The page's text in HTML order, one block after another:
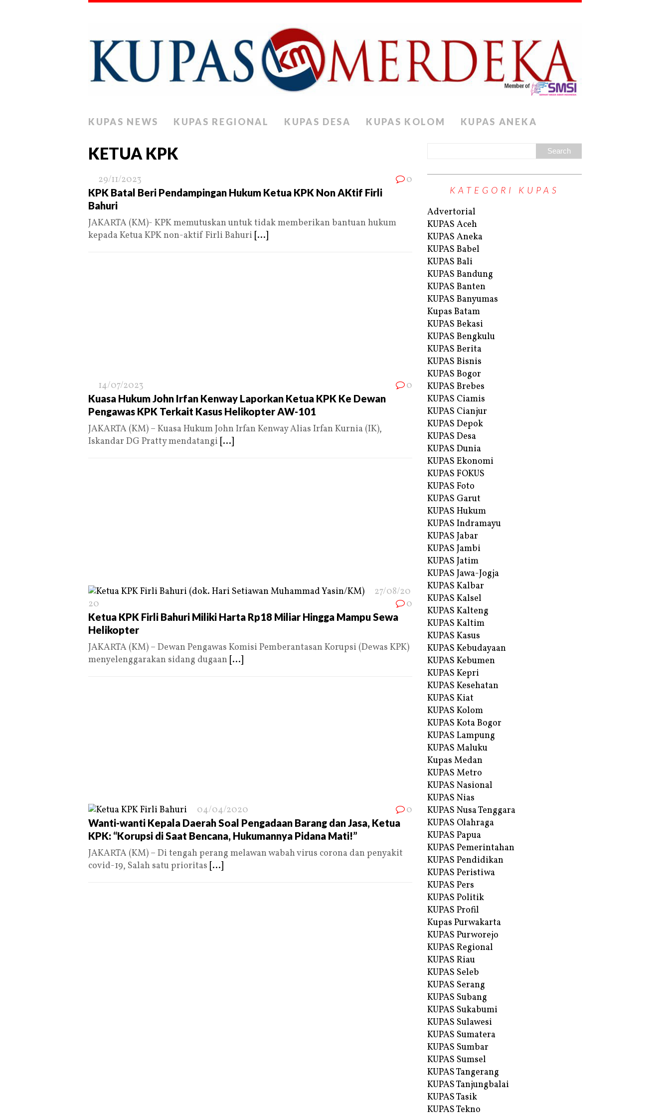
KUPAS NEWS KUPAS REGIONAL KUPAS DESA KUPAS KOLOM KUPAS ANEKA
KETUA KPK
29/11/2023 0
KPK Batal Beri Pendampingan Hukum Ketua KPK Non AKtif Firli
Bahuri
JAKARTA (KM)- KPK memutuskan untuk tidak memberikan bantuan hukum
kepada Ketua KPK non-aktif Firli Bahuri [...]
14/07/2023 0
Kuasa Hukum John Irfan Kenway Laporkan Ketua KPK Ke Dewan
Pengawas KPK Terkait Kasus Helikopter AW-101
JAKARTA (KM) – Kuasa Hukum John Irfan Kenway Alias Irfan Kurnia (IK),
Iskandar DG Pratty mendatangi [...]
27/08/20
20
0
Ketua KPK Firli Bahuri Miliki Harta Rp18 Miliar Hingga Mampu Sewa
Helikopter
JAKARTA (KM) – Dewan Pengawas Komisi Pemberantasan Korupsi (Dewas KPK)
menyelenggarakan sidang dugaan [...]
04/04/2020 0
Wanti-wanti Kepala Daerah Soal Pengadaan Barang dan Jasa, Ketua
KPK: “Korupsi di Saat Bencana, Hukumannya Pidana Mati!”
JAKARTA (KM) – Di tengah perang melawan wabah virus corona dan penyakit
covid-19, Salah satu prioritas [...]
KATEGORI KUPAS
Advertorial
KUPAS Aceh
KUPAS Aneka
KUPAS Babel
KUPAS Bali
KUPAS Bandung
KUPAS Banten
KUPAS Banyumas
Kupas Batam
KUPAS Bekasi
KUPAS Bengkulu
KUPAS Berita
KUPAS Bisnis
KUPAS Bogor
KUPAS Brebes
KUPAS Ciamis
KUPAS Cianjur
KUPAS Depok
KUPAS Desa
KUPAS Dunia
KUPAS Ekonomi
KUPAS FOKUS
KUPAS Foto
KUPAS Garut
KUPAS Hukum
KUPAS Indramayu
KUPAS Jabar
KUPAS Jambi
KUPAS Jatim
KUPAS Jawa-Jogja
KUPAS Kalbar
KUPAS Kalsel
KUPAS Kalteng
KUPAS Kaltim
KUPAS Kasus
KUPAS Kebudayaan
KUPAS Kebumen
KUPAS Kepri
KUPAS Kesehatan
KUPAS Kiat
KUPAS Kolom
KUPAS Kota Bogor
KUPAS Lampung
KUPAS Maluku
Kupas Medan
KUPAS Metro
KUPAS Nasional
KUPAS Nias
KUPAS Nusa Tenggara
KUPAS Olahraga
KUPAS Papua
KUPAS Pemerintahan
KUPAS Pendidikan
KUPAS Peristiwa
KUPAS Pers
KUPAS Politik
KUPAS Profil
Kupas Purwakarta
KUPAS Purworejo
KUPAS Regional
KUPAS Riau
KUPAS Seleb
KUPAS Serang
KUPAS Subang
KUPAS Sukabumi
KUPAS Sulawesi
KUPAS Sumatera
KUPAS Sumbar
KUPAS Sumsel
KUPAS Tangerang
KUPAS Tanjungbalai
KUPAS Tasik
KUPAS Tekno